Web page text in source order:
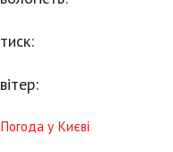
тиск:
вітер:
Погода у Києві